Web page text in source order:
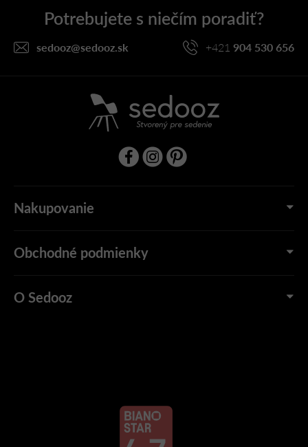
sedooz@sedooz.sk +421 904 530 656
Nakupovanie
Obchodné podmienky
O Sedooz